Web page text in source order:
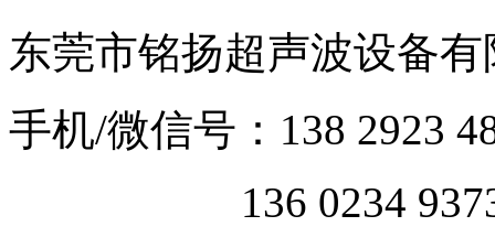
东莞市铭扬超声波设备
手机/微信号：138 2923
136 0234